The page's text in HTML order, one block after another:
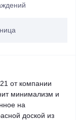
от компании
минимализм и
на
доской из